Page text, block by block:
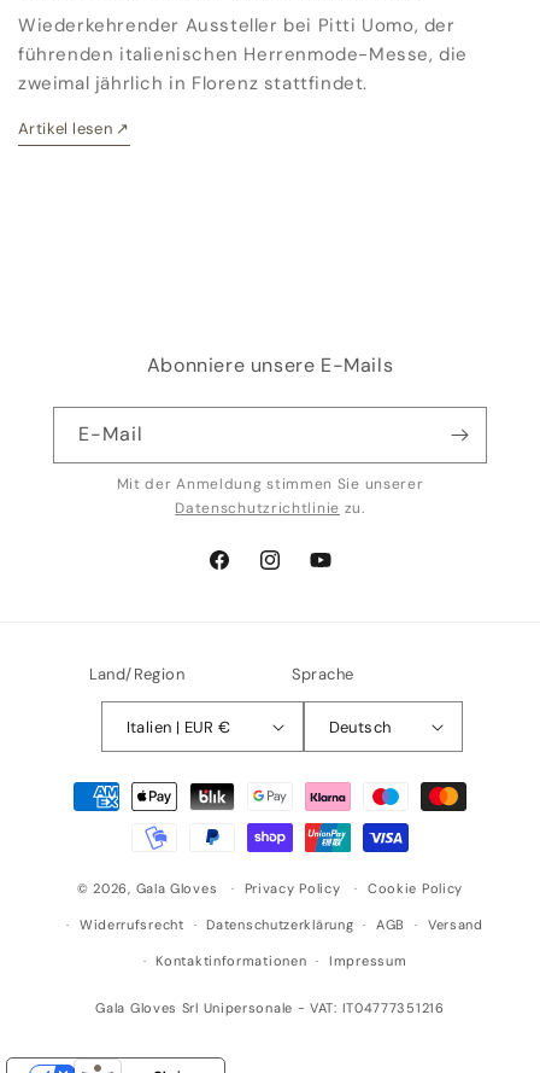
Wiederkehrender Aussteller bei Pitti Uomo, der
führenden italienischen Herrenmode-Messe, die
zweimal jährlich in Florenz stattfindet.
Artikel lesen ↗
Abonniere unsere E-Mails
E-Mail
Mit der Anmeldung stimmen Sie unserer
Datenschutzrichtlinie zu.
FacebookInstagramYouTube
Land/Region
Italien | EUR €
Sprache
Deutsch
Zahlungsmethoden
© 2026, Gala Gloves Privacy Policy Cookie Policy
Widerrufsrecht Datenschutzerklärung AGB Versand
Kontaktinformationen Impressum
Gala Gloves Srl Unipersonale - VAT: IT04777351216